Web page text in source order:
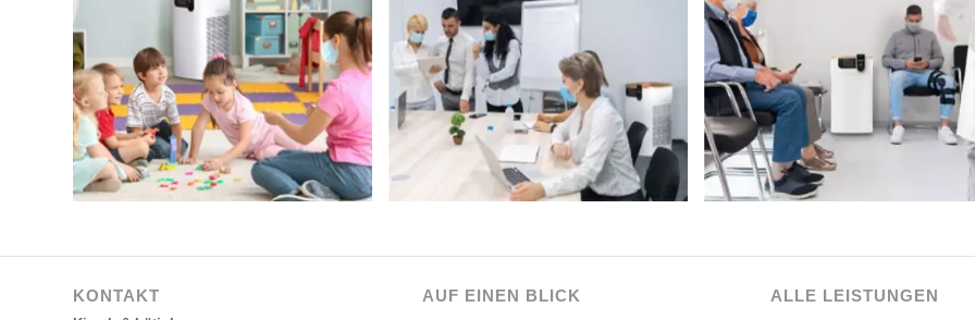
KONTAKT AUF EINEN BLICK ALLE LEISTUNGEN